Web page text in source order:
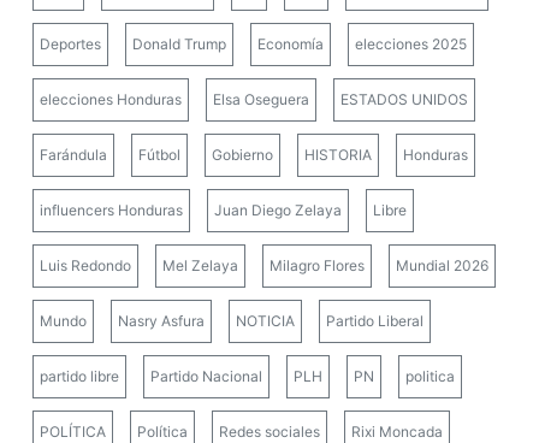
Deportes Donald Trump Economía elecciones 2025
elecciones Honduras Elsa Oseguera ESTADOS UNIDOS
Farándula Fútbol Gobierno HISTORIA Honduras
influencers Honduras Juan Diego Zelaya Libre
Luis Redondo Mel Zelaya Milagro Flores Mundial 2026
Mundo Nasry Asfura NOTICIA Partido Liberal
partido libre Partido Nacional PLH PN politica
POLÍTICA Política Redes sociales Rixi Moncada